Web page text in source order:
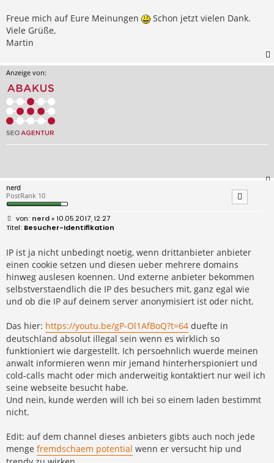
Freue mich auf Eure Meinungen
Schon jetzt vielen Dank.
Viele Grüße,
Martin
Anzeige von:
nerd
PostRank 10
B
e
r
a
g
nerd» 10.05.2017, 12:27
Besucher-Identifikation
IP ist ja nicht unbedingt noetig, wenn drittanbieter anbieter
einen cookie setzen und diesen ueber mehrere domains
hinweg auslesen koennen. Und externe anbieter bekommen
selbstverstaendlich die IP des besuchers mit, ganz egal wie
und ob die IP auf deinem server anonymisiert ist oder nicht.
Das hier: https://youtu.be/gP-Ol1AfBoQ?t=64 duefte in
deutschland absolut illegal sein wenn es wirklich so
funktioniert wie dargestellt. Ich persoehnlich wuerde meinen
anwalt informieren wenn mir jemand hinterherspioniert und
cold-calls macht oder mich anderweitig kontaktiert nur weil ich
seine webseite besucht habe.
Und nein, kunde werden will ich bei so einem laden bestimmt
nicht.
Edit: auf dem channel dieses anbieters gibts auch noch jede
menge fremdschaem potential wenn er versucht hip und